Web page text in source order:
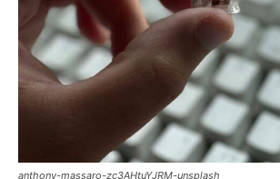
anthony-massaro-zc3AHtuYJRM-unsplash